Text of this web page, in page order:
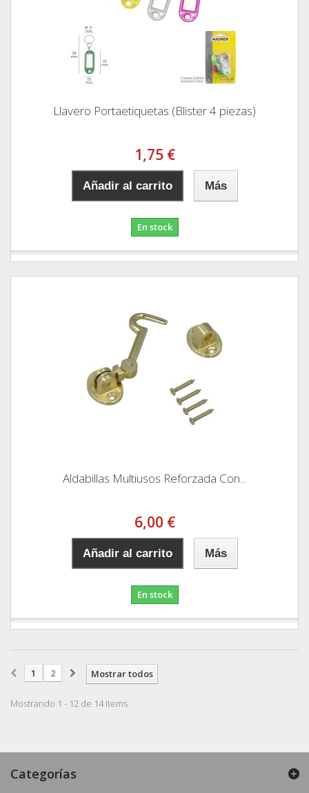
Llavero Portaetiquetas (Blister 4 piezas)
1,75 €
Añadir al carrito Más
En stock
Aldabillas Multiusos Reforzada Con...
6,00 €
Añadir al carrito Más
En stock
Mostrar todos
1 2
Mostrando 1 - 12 de 14 items
Categorías